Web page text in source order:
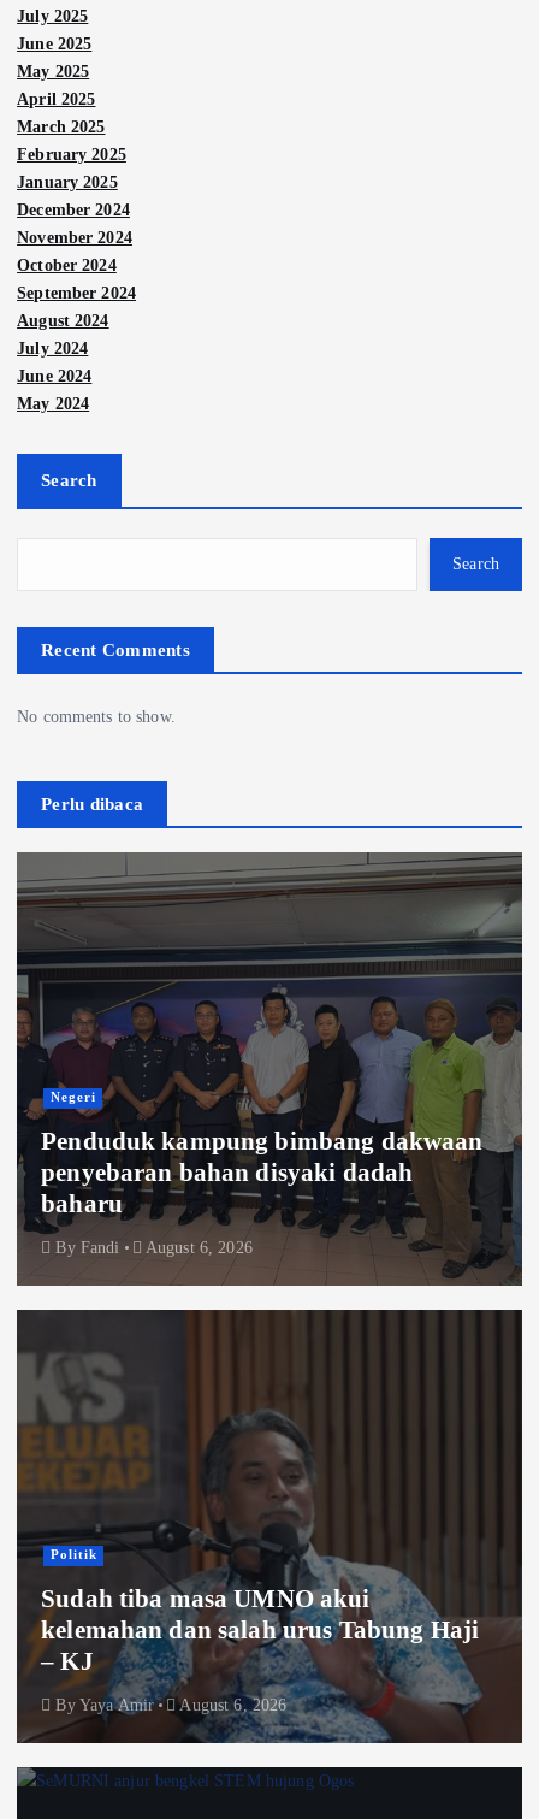
July 2025
June 2025
May 2025
April 2025
March 2025
February 2025
January 2025
December 2024
November 2024
October 2024
September 2024
August 2024
July 2024
June 2024
May 2024
Search
Search
Recent Comments
No comments to show.
Perlu dibaca
Negeri
Penduduk kampung bimbang dakwaan
penyebaran bahan disyaki dadah
baharu
By Fandi August 6, 2026
Politik
Sudah tiba masa UMNO akui
kelemahan dan salah urus Tabung Haji
– KJ
By Yaya Amir August 6, 2026